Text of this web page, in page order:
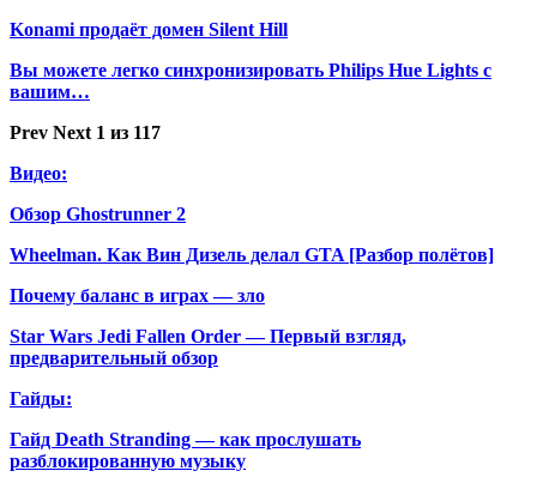
Konami продаёт домен Silent Hill
Вы можете легко синхронизировать Philips Hue Lights с
вашим…
Prev Next 1 из 117
Видео:
Обзор Ghostrunner 2
Wheelman. Как Вин Дизель делал GTA [Разбор полётов]
Почему баланс в играх — зло
Star Wars Jedi Fallen Order — Первый взгляд,
предварительный обзор
Гайды:
Гайд Death Stranding — как прослушать
разблокированную музыку